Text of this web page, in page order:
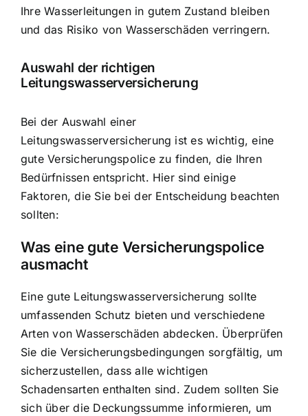
Ihre Wasserleitungen in gutem Zustand bleiben
und das Risiko von Wasserschäden verringern.
Auswahl der richtigen
Leitungswasserversicherung
Bei der Auswahl einer
Leitungswasserversicherung ist es wichtig, eine
gute Versicherungspolice zu finden, die Ihren
Bedürfnissen entspricht. Hier sind einige
Faktoren, die Sie bei der Entscheidung beachten
sollten:
Was eine gute Versicherungspolice
ausmacht
Eine gute Leitungswasserversicherung sollte
umfassenden Schutz bieten und verschiedene
Arten von Wasserschäden abdecken. Überprüfen
Sie die Versicherungsbedingungen sorgfältig, um
sicherzustellen, dass alle wichtigen
Schadensarten enthalten sind. Zudem sollten Sie
sich über die Deckungssumme informieren, um